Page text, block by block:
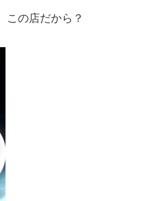
この店だから？